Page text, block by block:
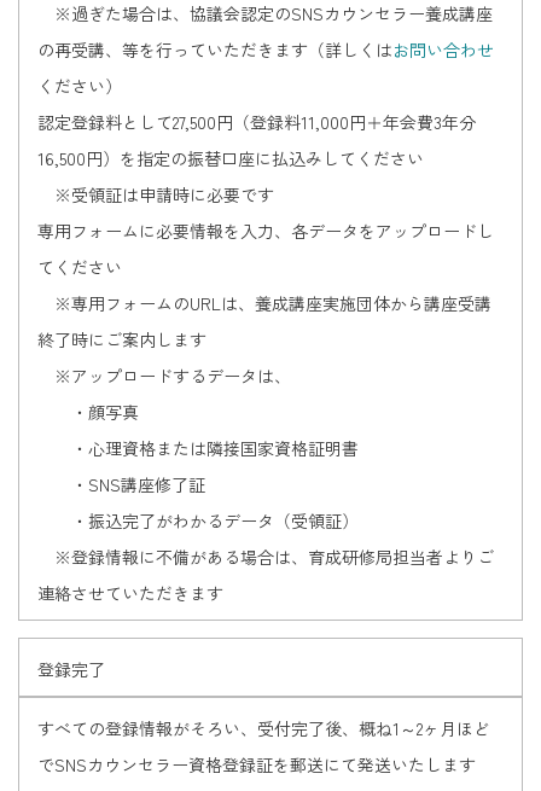
※過ぎた場合は、協議会認定のSNSカウンセラー養成講座
の再受講、等を行っていただきます（詳しくはお問い合わせ
ください）
認定登録料として27,500円（登録料11,000円＋年会費3年分
16,500円）を指定の振替口座に払込みしてください
※受領証は申請時に必要です
専用フォームに必要情報を入力、各データをアップロードし
てください
※専用フォームのURLは、養成講座実施団体から講座受講
終了時にご案内します
※アップロードするデータは、
・顔写真
・心理資格または隣接国家資格証明書
・SNS講座修了証
・振込完了がわかるデータ（受領証）
※登録情報に不備がある場合は、育成研修局担当者よりご
連絡させていただきます
登録完了
すべての登録情報がそろい、受付完了後、概ね1～2ヶ月ほど
でSNSカウンセラー資格登録証を郵送にて発送いたします